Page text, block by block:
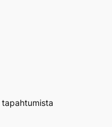
tapahtumista